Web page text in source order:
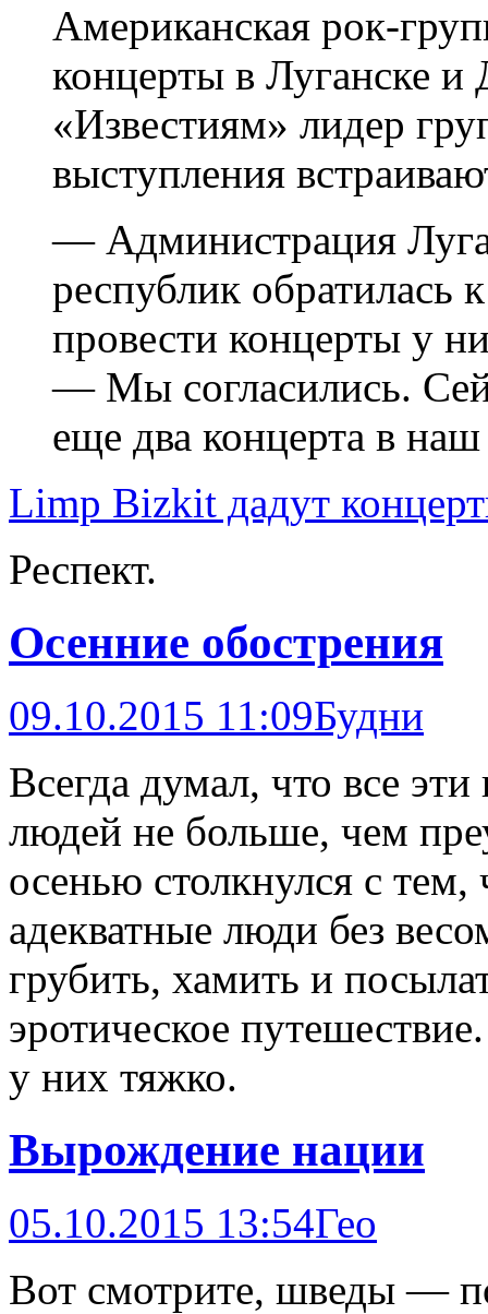
Американская рок-
концерты в Луганске и
«Известиям» лидер
выступления
— Администрация
республик обратилась
провести концерты у
— Мы согласились.
еще два концерта в
Limp Bizkit дадут
Респект.
Осенние обострения
09.10.2015 11:09Будни
Всегда думал, что все
людей не больше, чем
осенью столкнулся с тем,
адекватные люди без
грубить, хамить и
эротическое
у них тяжко.
Вырождение нации
05.10.2015 13:54Гео
Вот смотрите, шведы —